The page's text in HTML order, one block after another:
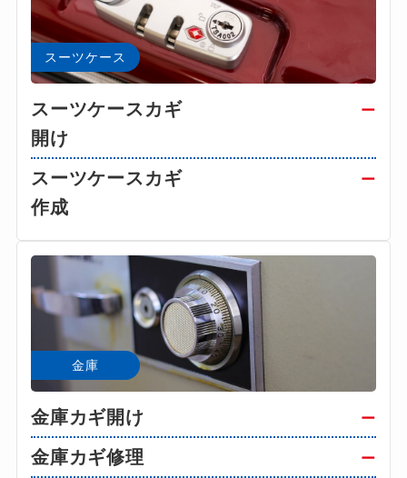
スーツケース
スーツケースカギ
開け
ー
スーツケースカギ
作成
ー
金庫
金庫カギ開け ー
金庫カギ修理 ー